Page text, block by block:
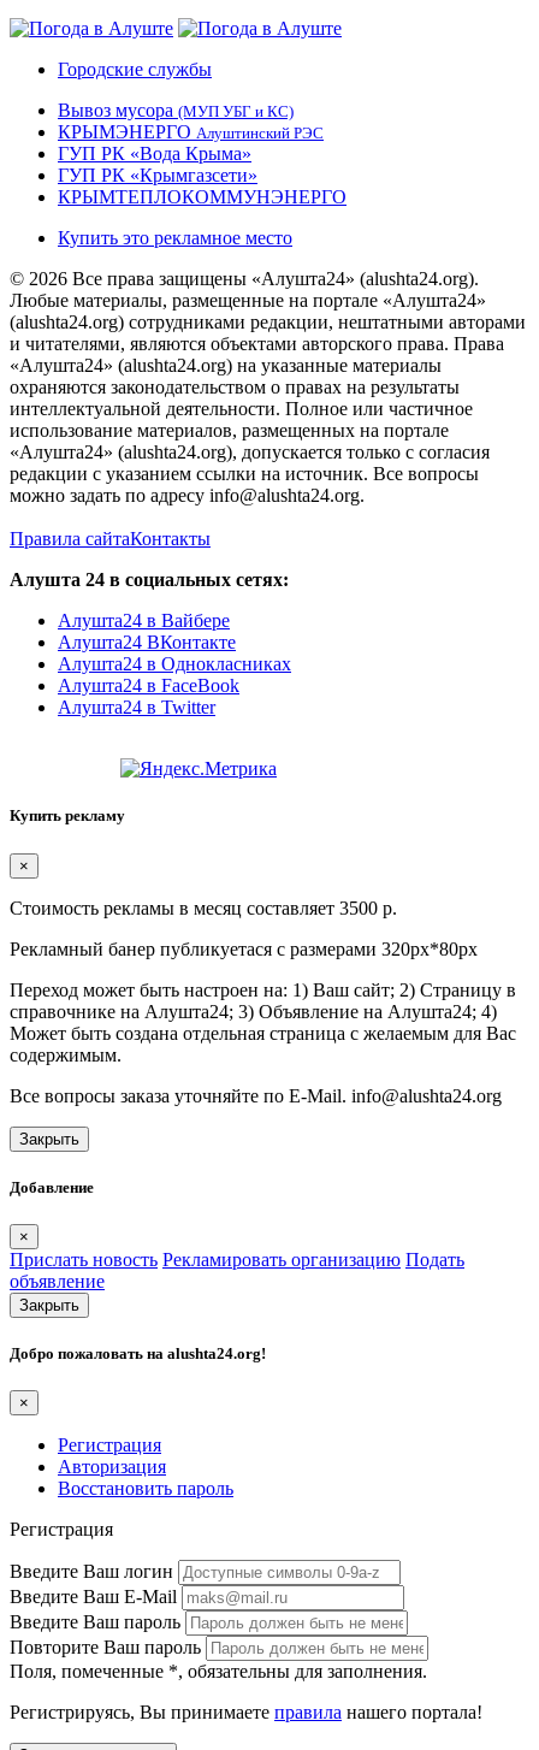
Городские службы
Вывоз мусора (МУП УБГ и КС)
КРЫМЭНЕРГО Алуштинский РЭС
ГУП РК «Вода Крыма»
ГУП РК «Крымгазсети»
КРЫМТЕПЛОКОММУНЭНЕРГО
Купить это рекламное место
© 2026 Все права защищены «Алушта24» (alushta24.org).
Любые материалы, размещенные на портале «Алушта24»
(alushta24.org) сотрудниками редакции, нештатными авторами
и читателями, являются объектами авторского права. Права
«Алушта24» (alushta24.org) на указанные материалы
охраняются законодательством о правах на результаты
интеллектуальной деятельности. Полное или частичное
использование материалов, размещенных на портале
«Алушта24» (alushta24.org), допускается только с согласия
редакции с указанием ссылки на источник. Все вопросы
можно задать по адресу info@alushta24.org.
Правила сайтаКонтакты
Алушта 24 в социальных сетях:
Алушта24 в Вайбере
Алушта24 ВКонтакте
Алушта24 в Однокласниках
Алушта24 в FaceBook
Алушта24 в Twitter
Купить рекламу
×
Стоимость рекламы в месяц составляет 3500 р.
Рекламный банер публикуетася с размерами 320px*80px
Переход может быть настроен на: 1) Ваш сайт; 2) Страницу в
справочнике на Алушта24; 3) Объявление на Алушта24; 4)
Может быть создана отдельная страница с желаемым для Вас
содержимым.
Все вопросы заказа уточняйте по E-Mail. info@alushta24.org
Закрыть
Добавление
×
Прислать новость Рекламировать организацию Подать
объявление
Закрыть
Добро пожаловать на alushta24.org!
×
Регистрация
Авторизация
Восстановить пароль
Регистрация
Введите Ваш логин
Введите Ваш E-Mail
Введите Ваш пароль
Повторите Ваш пароль
Поля, помеченные *, обязательны для заполнения.
Регистрируясь, Вы принимаете правила нашего портала!